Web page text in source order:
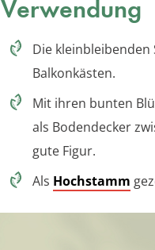
Verwendung
Die
Balkonkästen.
Mit ihren bunten
als Bodendecker
gute Figur.
Als Hochstamm